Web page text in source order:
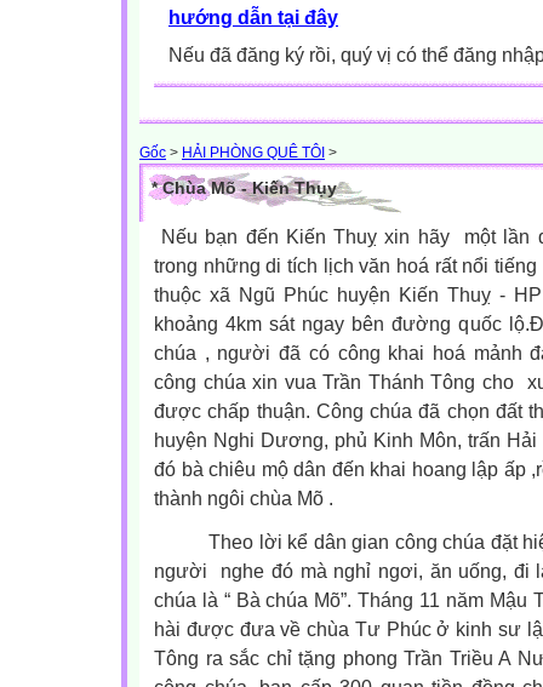
hướng dẫn tại đây
Nếu đã đăng ký rồi, quý vị có thể đăng
Gốc > HẢI PHÒNG QUÊ TÔI >
* Chùa Mõ - Kiến Thụy
Nếu bạn đến Kiến Thuỵ xin hãy
một lần
trong những di tích lịch văn hoá rất nổi
thuộc xã Ngũ Phúc huyện Kiến Thuỵ -
khoảng 4km sát ngay bên đường quốc lộ.
chúa , người đã có công khai hoá mảnh
công chúa xin vua Trần Thánh Tông cho
được chấp thuận. Công chúa đã chọn đất
huyện Nghi Dương, phủ Kinh Môn, trấn
đó bà chiêu mộ dân đến khai hoang lập ấp
thành ngôi chùa Mõ .
Theo lời kể dân gian công chúa đặt
người
nghe đó mà nghỉ ngơi, ăn uống, đi
chúa là “ Bà chúa Mõ”. Tháng 11 năm Mậu
hài được đưa về chùa Tư Phúc ở kinh sư
Tông ra sắc chỉ tặng phong Trần Triều A